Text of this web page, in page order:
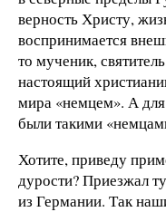
верность Христу,
воспринимается
то мученик,
настоящий
мира «немцем». А
были такими
Хотите, приведу
дурости? Приезжал
из Германии. Так